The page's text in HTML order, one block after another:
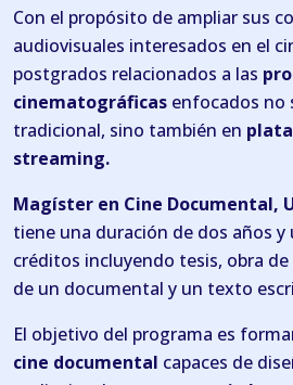
Con el propósito de ampliar sus
audiovisuales interesados en el
postgrados relacionados a las
cinematográficas enfocados no
tradicional, sino también en
streaming.
Magíster en Cine Documental,
tiene una duración de dos años
créditos incluyendo tesis, obra de
de un documental y un texto
El objetivo del programa es
cine documental capaces de